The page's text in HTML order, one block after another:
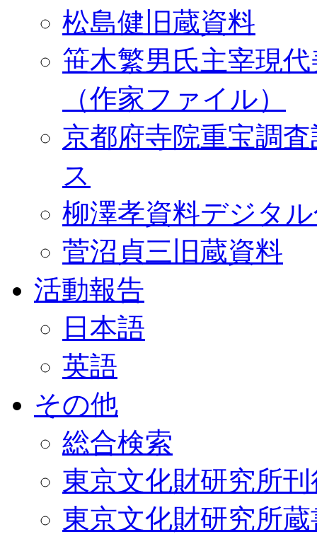
松島健旧蔵資料
笹木繁男氏主宰現
（作家ファイル）
京都府寺院重宝調
ス
柳澤孝資料デジタ
菅沼貞三旧蔵資料
活動報告
日本語
英語
その他
総合検索
東京文化財研究所
東京文化財研究所